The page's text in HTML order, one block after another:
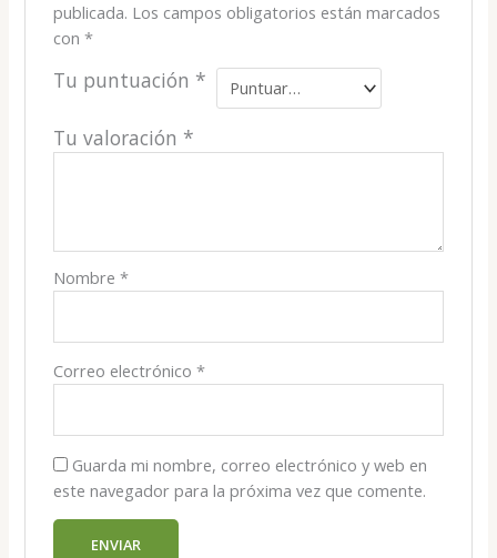
publicada. Los campos obligatorios están marcados
con *
Tu puntuación *
Tu valoración *
Nombre *
Correo electrónico *
Guarda mi nombre, correo electrónico y web en
este navegador para la próxima vez que comente.